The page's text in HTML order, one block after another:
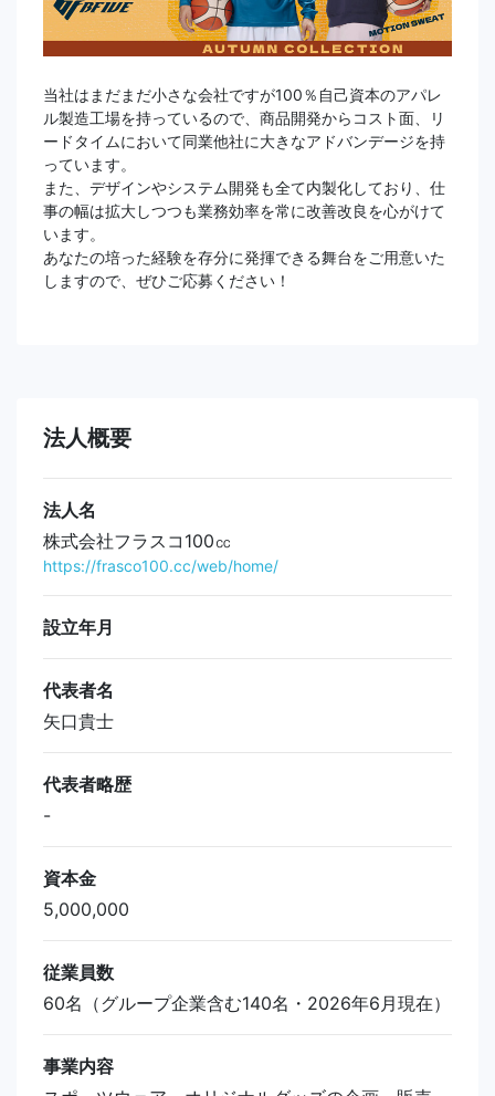
当社はまだまだ小さな会社ですが100％自己資本のアパレ
ル製造工場を持っているので、商品開発からコスト面、リ
ードタイムにおいて同業他社に大きなアドバンデージを持
っています。
また、デザインやシステム開発も全て内製化しており、仕
事の幅は拡大しつつも業務効率を常に改善改良を心がけて
います。
あなたの培った経験を存分に発揮できる舞台をご用意いた
しますので、ぜひご応募ください！
法人概要
法人名
株式会社フラスコ100㏄
https://frasco100.cc/web/home/
設立年月
代表者名
矢口貴士
代表者略歴
-
資本金
5,000,000
従業員数
60名（グループ企業含む140名・2026年6月現在）
事業内容